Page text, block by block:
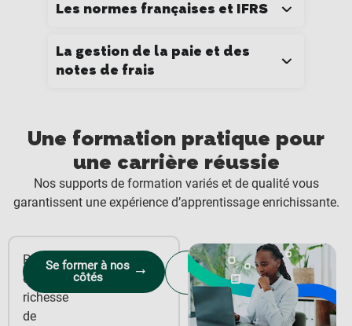
Les normes françaises et IFRS
La gestion de la paie et des
notes de frais
Une formation pratique pour
une carrière réussie
Nos supports de formation variés et de qualité vous
garantissent une expérience d’apprentissage enrichissante.
Profitez
d’une
richesse
de
Se former à nos
côtés
Obtenir le
programme